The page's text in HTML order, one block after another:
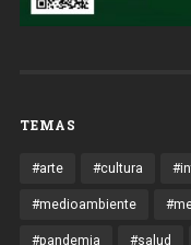
TEMAS
#arte #cultura
#medioambiente
#pandemia #salud